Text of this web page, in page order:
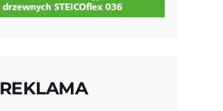
REKLAMA